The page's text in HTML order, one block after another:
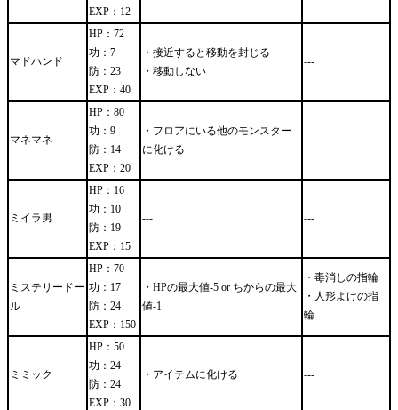
EXP：12
マドハンド
HP：72
功：7
防：23
EXP：40
・接近すると移動を封じる
・移動しない
---
マネマネ
HP：80
功：9
防：14
EXP：20
・フロアにいる他のモンスター
に化ける
---
ミイラ男
HP：16
功：10
防：19
EXP：15
--- ---
ミステリードー
ル
HP：70
功：17
防：24
EXP：150
・HPの最大値-5 or ちからの最大
値-1
・毒消しの指輪
・人形よけの指
輪
ミミック
HP：50
功：24
防：24
EXP：30
・アイテムに化ける ---